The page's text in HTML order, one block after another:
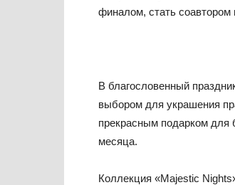
финалом, стать соавтором
В благословенный
выбором для украшения
прекрасным подарком для
месяца.
Коллекция «Majestic